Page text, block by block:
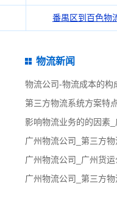
番禺区到百色物
物流新闻
物流公司-物流成本的构
第三方物流系统方案特
影响物流业务的的因素
广州物流公司_第三方物
广州物流公司_第三方